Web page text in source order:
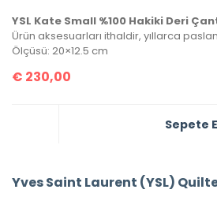
YSL Kate Small %100 Hakiki Deri
Ölçüsü: 20×12.5 cm
€ 230,00
Sepete
Yves Saint Laurent (YSL)